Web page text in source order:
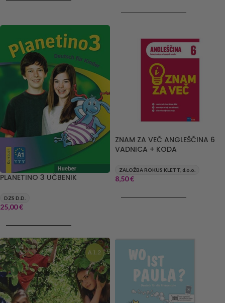
PLANETINO 3 UČBENIK
DZS D.D.
25,00€
ZNAM ZA VEČ ANGLEŠČINA 6
VADNICA + KODA
ZALOŽBA ROKUS KLETT, d.o.o.
8,50€